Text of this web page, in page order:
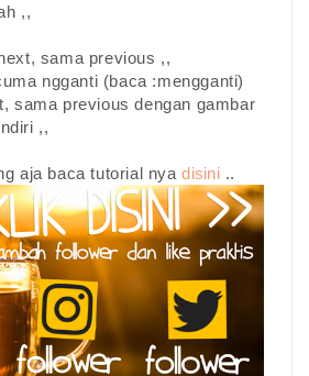
,,
sama previous ,,
ngganti (baca :mengganti)
sama previous dengan gambar
,,
aja baca tutorial nyadisini ..